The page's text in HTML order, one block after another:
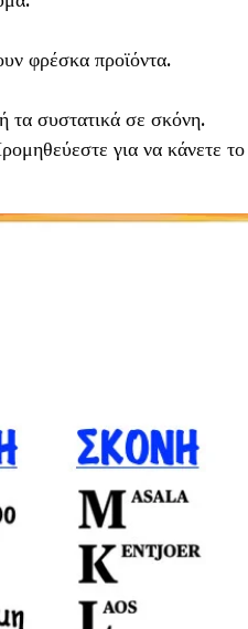
φρέσκα προϊόντα.
τα συστατικά σε σκόνη.
για να κάνετε το